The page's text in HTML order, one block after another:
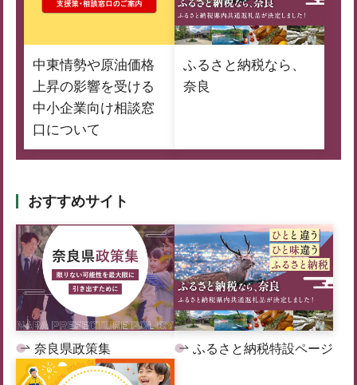
中東情勢や原油価格
上昇の影響を受ける
中小企業向け相談窓
口について
ふるさと納税なら、
奈良
おすすめサイト
奈良県政策集 ふるさと納税特設ページ